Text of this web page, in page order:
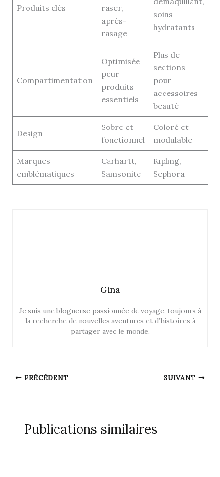
Produits clés
raser,
après-
rasage
soins
hydratants
Compartimentation
Optimisée
pour
produits
essentiels
Plus de
sections
pour
accessoires
beauté
Design
Sobre et
fonctionnel
Coloré et
modulable
Marques
emblématiques
Carhartt,
Samsonite
Kipling,
Sephora
Gina
Je suis une blogueuse passionnée de voyage, toujours à
la recherche de nouvelles aventures et d’histoires à
partager avec le monde.
PRÉCÉDENT SUIVANT
Publications similaires